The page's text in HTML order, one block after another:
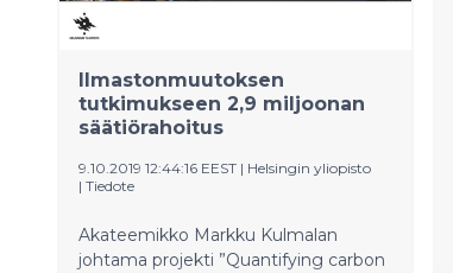
Ilmastonmuutoksen
tutkimukseen 2,9 miljoonan
säätiörahoitus
9.10.2019 12:44:16 EEST | Helsingin yliopisto
| Tiedote
Akateemikko Markku Kulmalan
johtama projekti ”Quantifying carbon